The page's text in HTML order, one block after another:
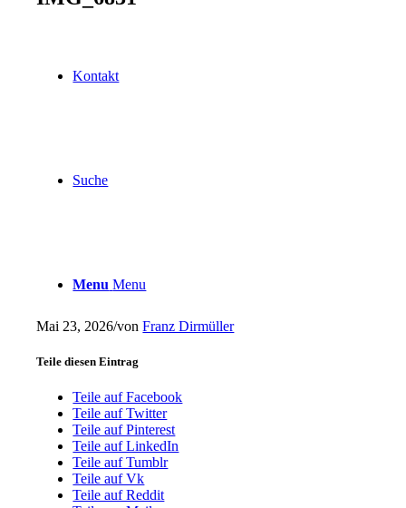
Kontakt
Suche
Menu Menu
Mai 23, 2026/vonFranz Dirmüller
Teile diesen Eintrag
Teile auf Facebook
Teile auf Twitter
Teile auf Pinterest
Teile auf LinkedIn
Teile auf Tumblr
Teile auf Vk
Teile auf Reddit